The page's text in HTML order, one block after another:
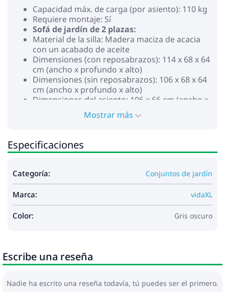
Capacidad máx. de carga (por asiento): 110 kg
Requiere montaje: Sí
Sofá de jardín de 2 plazas:
Material de la silla: Madera maciza de acacia
con un acabado de aceite
Dimensiones (con reposabrazos): 114 x 68 x 64
cm (ancho x profundo x alto)
Dimensiones (sin reposabrazos): 106 x 68 x 64
cm (ancho x profundo x alto)
Dimensiones del asiento: 106 x 66 cm (ancho x
Altura del asiento desde el suelo (sin cojín): 27
Altura del reposabrazos desde el suelo: 55 cm
Asiento de esquina:
con un acabado de aceite
Dimensiones: 68 x 68 x 64 cm (ancho x
profundo x alto)
Dimensiones del asiento: 66 x 66 cm (ancho x
Altura del asiento desde el suelo (sin cojín): 27
Material de la silla: Madera maciza de acacia
con un acabado de aceite
profundo x alto)
Mostrar más
Especificaciones
Categoría: Conjuntos de jardín
Marca: vidaXL
Color: Gris oscuro
Escribe una reseña
Nadie ha escrito una reseña todavía, tú puedes ser el primero.